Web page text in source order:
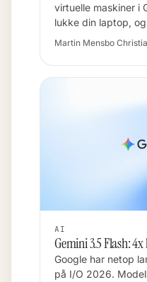
virtuelle maskiner i
lukke din laptop,
Martin Mensbo
AI
Gemini 3.5 Flash:
Google har netop
på I/O 2026.